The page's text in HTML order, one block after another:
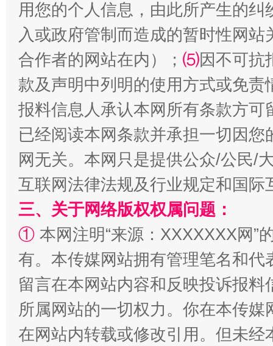
用您的个人信息，由此所产生的纠
入或政府管制而造成的暂时性网
合作者的网站在内）； ⑸因不可抗
款及声明中列明的使用方式或免责
报料信息人承认本网所有条款方
已经阅读本网条款并承担一切因
网无关。本网只是提供公众/公民/
互联网法律法规及行业规定和国
三、关于网络版权权属问题：
① 本网注明“来源：XXXXXXX网”
有。本传媒网站拥有管理笔名和
留言在本网站内容和反映投诉报
所属网站的一切权力。你在本传
在网站内转载或修改引用。但未